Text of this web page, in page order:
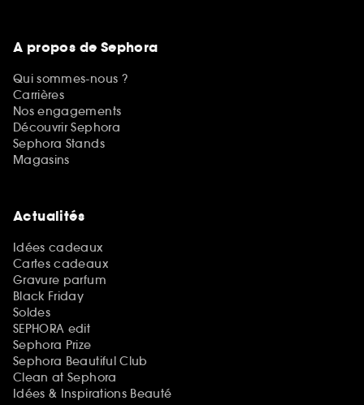
A propos de Sephora
Qui sommes-nous ?
Carrières
Nos engagements
Découvrir Sephora
Sephora Stands
Magasins
Actualités
Idées cadeaux
Cartes cadeaux
Gravure parfum
Black Friday
Soldes
SEPHORA edit
Sephora Prize
Sephora Beautiful Club
Clean at Sephora
Idées & Inspirations Beauté